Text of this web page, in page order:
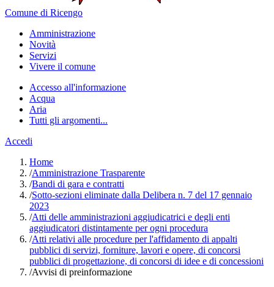
Comune di Ricengo
Amministrazione
Novità
Servizi
Vivere il comune
Accesso all'informazione
Acqua
Aria
Tutti gli argomenti...
Accedi
Home
/Amministrazione Trasparente
/Bandi di gara e contratti
/Sotto-sezioni eliminate dalla Delibera n. 7 del 17 gennaio
2023
/Atti delle amministrazioni aggiudicatrici e degli enti
aggiudicatori distintamente per ogni procedura
/Atti relativi alle procedure per l'affidamento di appalti
pubblici di servizi, forniture, lavori e opere, di concorsi
pubblici di progettazione, di concorsi di idee e di concessioni
/Avvisi di preinformazione